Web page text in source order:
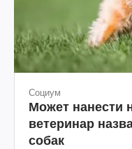
Социум
Может нанести
ветеринар
собак